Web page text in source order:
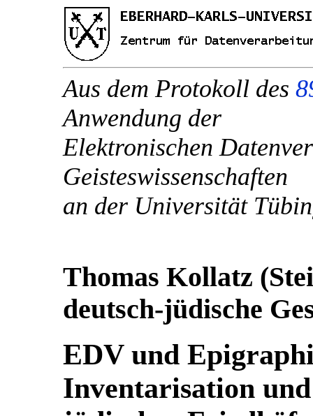
Aus dem Protokoll des
Anwendung der
Elektronischen
Geisteswissenschaften
an der Universität
Thomas Kollatz
deutsch-jüdische
EDV und
Inventarisation